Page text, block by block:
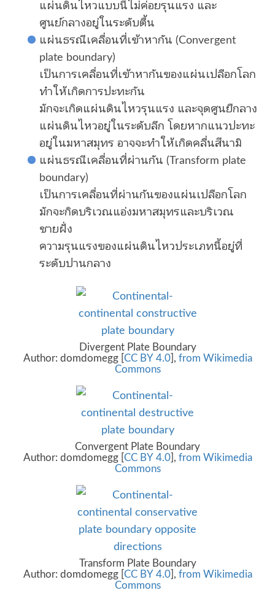
แผ่นดินไหวแบบนี้ไม่ค่อยรุนแรง และ
ศูนย์กลางอยู่ในระดับตื้น
แผ่นธรณีเคลื่อนที่เข้าหากัน (Convergent
plate boundary)
เป็นการเคลื่อนที่เข้าหากันของแผ่นเปลือกโลก
ทำให้เกิดการปะทะกัน
มักจะเกิดแผ่นดินไหวรุนแรง และจุดศูนยืกลาง
แผ่นดินไหวอยู่ในระดับลึก โดยหากแนวปะทะ
อยู่ในมหาสมุทร อาจจะทำให้เกิดคลื่นสึนามิ
แผ่นธรณีเคลื่อนที่ผ่านกัน (Transform plate
boundary)
เป็นการเคลื่อนที่ผ่านกันของแผ่นเปลือกโลก
มักจะกิดบริเวณแอ่งมหาสมุทรและบริเวณ
ชายฝั่ง
ความรุนแรงของแผ่นดินไหวประเภทนี้อยู่ที่
ระดับปานกลาง
Divergent Plate Boundary
Author: domdomegg [CC BY 4.0], from Wikimedia
Commons
Convergent Plate Boundary
Author: domdomegg [CC BY 4.0], from Wikimedia
Commons
Transform Plate Boundary
Author: domdomegg [CC BY 4.0], from Wikimedia
Commons